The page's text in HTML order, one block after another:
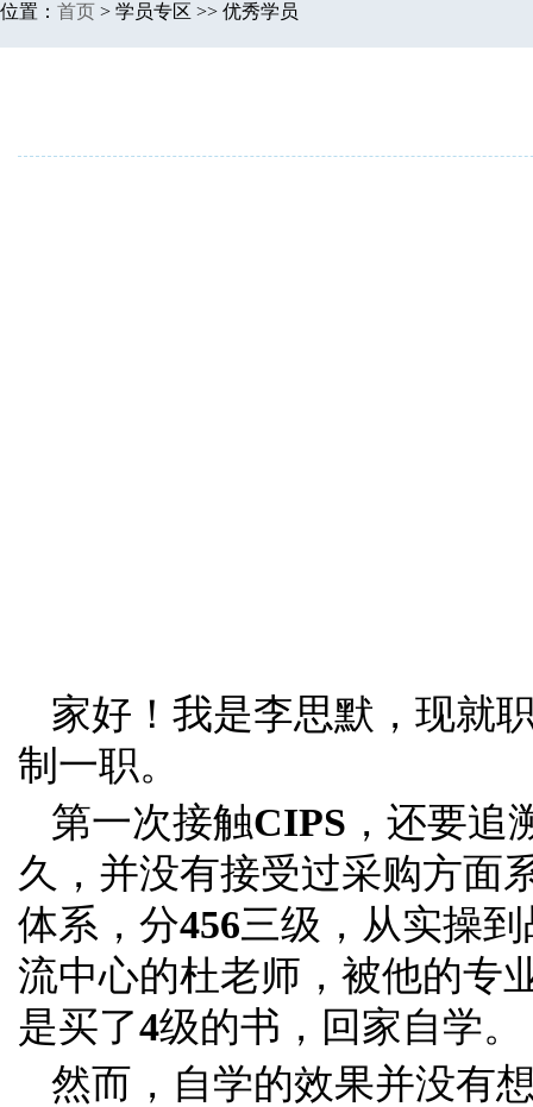
位置： 首页 > 学员专区 >> 优秀学员
家好！我是李思默，现就
制一职。
第一次接触CIPS ，还要追
久，并没有接受过采购方面
体系，分456三级，从实操
流中心的杜老师，被他的专
是买了4级的书，回家自学。
然而，自学的效果并没有